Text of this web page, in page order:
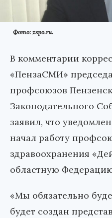
Фото: zspo.ru.
В комментарии
«ПензаСМИ»
профсоюзов
Законодательного
заявил, что
начал работу
здравоохранения
областную
«Мы обязательно
будет создан